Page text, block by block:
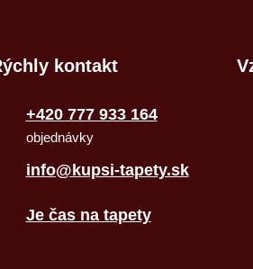
kontakt
+420 777 933 164
objednávky
info@kupsi-tapety.sk
Je čas na tapety